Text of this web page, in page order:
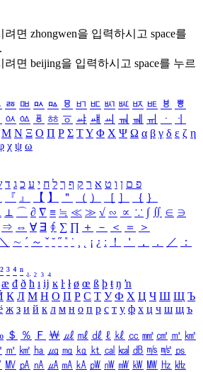
려면 zhongwen을 입력하시고 space를
려면 beijing을 입력하시고 space를 누르
ㅭ ㅮ ㅯ ㅰ ㅱ ㅲ ㅳ ㅴ ㅵ ㅶ ㅷ ㅸ
ㅹ
ㆂ ㆃ ㆄ ㆅ ㆆ ㆇ ㆈ ㆉ ㆊ ㆋ ㆌ ㆍ
ㆎ
Μ Ν Ξ Ο Π Ρ Σ ΤΥ Φ Χ Ψ Ω α β γ δ ε ζ η
χ ψ ω
פ ם ן ו ט א ר ק ף ך ל ח י ע כ ג ד
『 』 【 】 ＂ （ ） ［ ］ ｛ ｝
⊥ ⌒ ∂ ∇ ≡ ≒ ≪ ≫ √ ∽ ∝ ∵ ∫ ∬ ∈ ∋
⇒ ⇔ ∀ ∃ ∮ ∑ ∏ ＋ － ＜ ＝
＞
＼ ∼ ´ ～ ˇ ˘ ˝ ˚ ˙ ¸ ¡ ¿ ː ！ ＇ ， ． ／
：
² ³ ⁴ ⁿ ₁ ₂ ₃ ₄
æ đ ð ħ ı ĳ ĸ ŀ ł ø œ ß þ ŧ ŋ ŉ
К Л М Н О П Р С Т У Ф Х Ц Ч Ш Щ Ъ
ж з и й к л м н о п р с т у ф х ц ч ш щ ъ
＄ ％ Ｆ ￦ ㎕ ㎖ ㎗ ℓ ㎘ ㏄ ㎣ ㎤ ㎥ ㎦
㎡ ㎢ ㏊ ㎍ ㎎ ㎏ ㏏ ㎈ ㎉ ㏈ ㎧ ㎨ ㎰
㎹ ㎀ ㎁ ㎂ ㎃ ㎄ ㎺ ㎻ ㎽ ㎾ ㎿ ㎐ ㎑